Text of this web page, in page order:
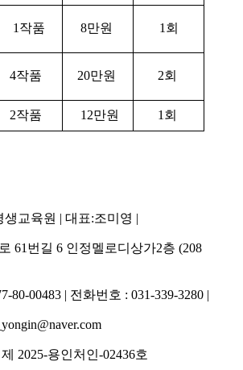
1작품 8만원 1회
4작품 20만원 2회
2작품 12만원 1회
교육원 | 대표:조미영 |
61번길 6 인정멜로디상가2층 (208
80-00483 | 전화번호 : 031-339-3280 |
2025-용인처인-02436호